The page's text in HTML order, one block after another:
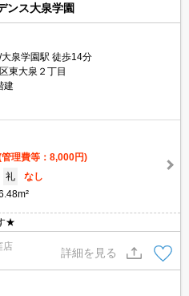
ンス大泉学園
泉学園駅 徒歩14分
東大泉２丁目
建
管理費等：8,000円)
礼
なし
★
店
詳細を見る